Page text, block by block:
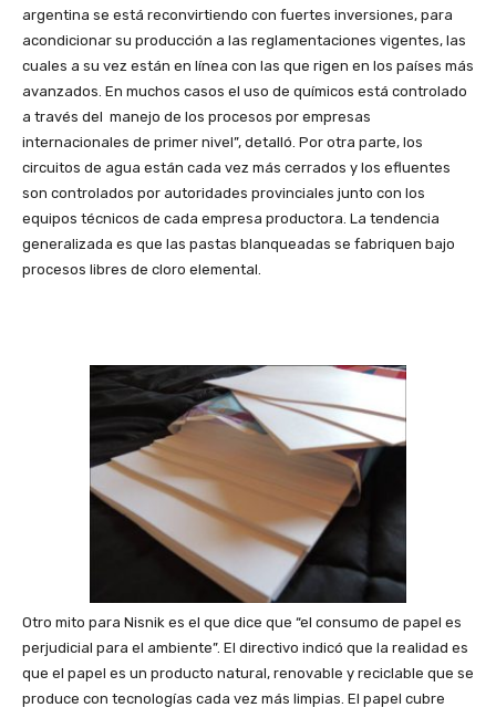
argentina se está reconvirtiendo con fuertes inversiones, para
acondicionar su producción a las reglamentaciones vigentes, las
cuales a su vez están en línea con las que rigen en los países más
avanzados. En muchos casos el uso de químicos está controlado
a través del manejo de los procesos por empresas
internacionales de primer nivel”, detalló. Por otra parte, los
circuitos de agua están cada vez más cerrados y los efluentes
son controlados por autoridades provinciales junto con los
equipos técnicos de cada empresa productora. La tendencia
generalizada es que las pastas blanqueadas se fabriquen bajo
procesos libres de cloro elemental.
Otro mito para Nisnik es el que dice que “el consumo de papel es
perjudicial para el ambiente”. El directivo indicó que la realidad es
que el papel es un producto natural, renovable y reciclable que se
produce con tecnologías cada vez más limpias. El papel cubre